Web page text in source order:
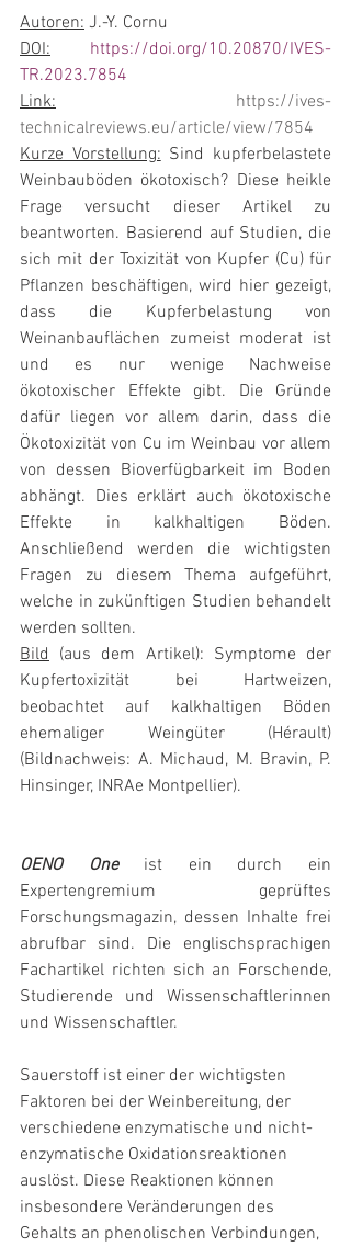
Autoren: J.-Y. Cornu
DOI:
https://doi.org/10.20870/IVES-
TR.2023.7854
Link:
https://ives-
technicalreviews.eu/article/view/7854
Kurze Vorstellung: Sind kupferbelastete
Weinbauböden ökotoxisch? Diese heikle
Frage versucht dieser Artikel zu
beantworten. Basierend auf Studien, die
sich mit der Toxizität von Kupfer (Cu) für
Pflanzen beschäftigen, wird hier gezeigt,
dass die Kupferbelastung von
Weinanbauflächen zumeist moderat ist
und es nur wenige Nachweise
ökotoxischer Effekte gibt. Die Gründe
dafür liegen vor allem darin, dass die
Ökotoxizität von Cu im Weinbau vor allem
von dessen Bioverfügbarkeit im Boden
abhängt. Dies erklärt auch ökotoxische
Effekte in kalkhaltigen Böden.
Anschließend werden die wichtigsten
Fragen zu diesem Thema aufgeführt,
welche in zukünftigen Studien behandelt
werden sollten.
Bild (aus dem Artikel): Symptome der
Kupfertoxizität bei Hartweizen,
beobachtet auf kalkhaltigen Böden
ehemaliger Weingüter (Hérault)
(Bildnachweis: A. Michaud, M. Bravin, P.
Hinsinger, INRAe Montpellier).
OENO One ist ein durch ein
Expertengremium geprüftes
Forschungsmagazin, dessen Inhalte frei
abrufbar sind. Die englischsprachigen
Fachartikel richten sich an Forschende,
Studierende und Wissenschaftlerinnen
und Wissenschaftler.
Sauerstoff ist einer der wichtigsten
Faktoren bei der Weinbereitung, der
verschiedene enzymatische und nicht-
enzymatische Oxidationsreaktionen
auslöst. Diese Reaktionen können
insbesondere Veränderungen des
Gehalts an phenolischen Verbindungen,